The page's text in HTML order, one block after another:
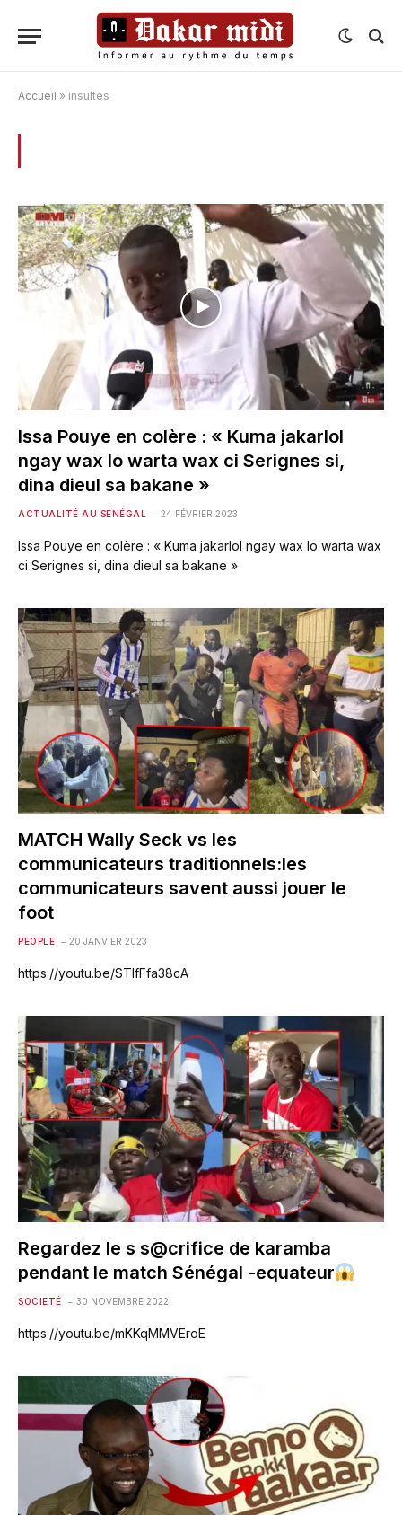
Accueil » insultes
Issa Pouye en colère : « Kuma jakarlol
ngay wax lo warta wax ci Serignes si,
dina dieul sa bakane »
ACTUALITÉ AU SÉNÉGAL 24 FÉVRIER 2023
Issa Pouye en colère : « Kuma jakarlol ngay wax lo warta wax
ci Serignes si, dina dieul sa bakane »
MATCH Wally Seck vs les
communicateurs traditionnels:les
communicateurs savent aussi jouer le
foot
PEOPLE 20 JANVIER 2023
https://youtu.be/STIfFfa38cA
Regardez le s s@crifice de karamba
pendant le match Sénégal -equateur
SOCIETÉ 30 NOVEMBRE 2022
https://youtu.be/mKKqMMVEroE